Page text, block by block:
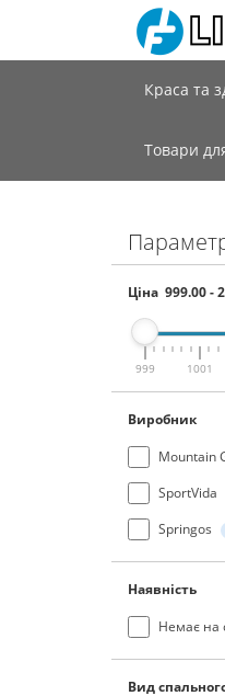
Краса та
Товари
Ціна 999.00-
999 1001
Виробник
Mountain
SportVida
Springos
Наявність
Немає на
Вид